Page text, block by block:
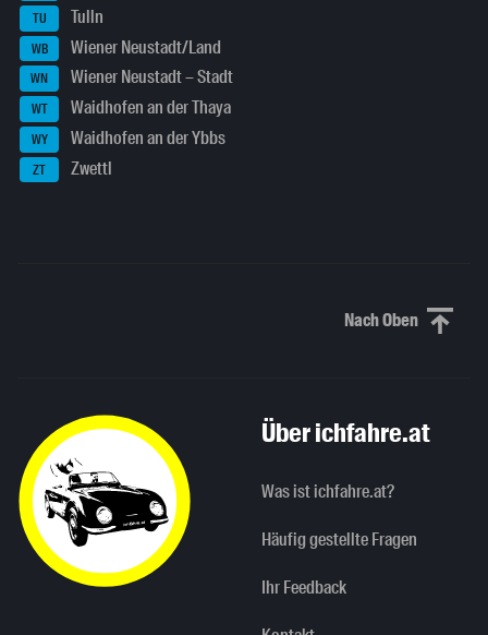
TU Tulln
WB Wiener Neustadt/Land
WN Wiener Neustadt – Stadt
WT Waidhofen an der Thaya
WY Waidhofen an der Ybbs
ZT Zwettl
Nach ObenNach oben
Über ichfahre.at
Was ist ichfahre.at?
Häufig gestellte Fragen
Ihr Feedback